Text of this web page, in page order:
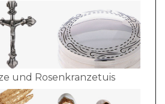
und Rosenkranzetuis